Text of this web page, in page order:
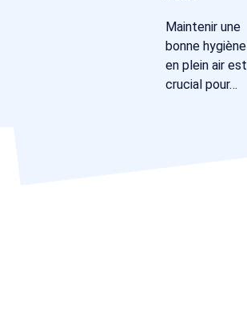
Maintenir une
bonne hygiène
en plein air est
crucial pour…